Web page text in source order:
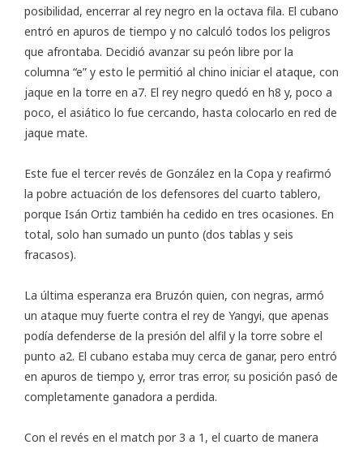
posibilidad, encerrar al rey negro en la octava fila. El cubano
entró en apuros de tiempo y no calculó todos los peligros
que afrontaba. Decidió avanzar su peón libre por la
columna “e” y esto le permitió al chino iniciar el ataque, con
jaque en la torre en a7. El rey negro quedó en h8 y, poco a
poco, el asiático lo fue cercando, hasta colocarlo en red de
jaque mate.
Este fue el tercer revés de González en la Copa y reafirmó
la pobre actuación de los defensores del cuarto tablero,
porque Isán Ortiz también ha cedido en tres ocasiones. En
total, solo han sumado un punto (dos tablas y seis
fracasos).
La última esperanza era Bruzón quien, con negras, armó
un ataque muy fuerte contra el rey de Yangyi, que apenas
podía defenderse de la presión del alfil y la torre sobre el
punto a2. El cubano estaba muy cerca de ganar, pero entró
en apuros de tiempo y, error tras error, su posición pasó de
completamente ganadora a perdida.
Con el revés en el match por 3 a 1, el cuarto de manera